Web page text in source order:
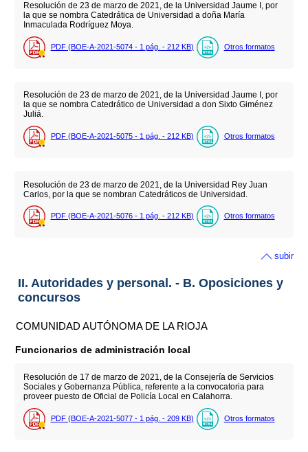
Resolución de 23 de marzo de 2021, de la Universidad Jaume I, por
la que se nombra Catedrática de Universidad a doña María
Inmaculada Rodríguez Moya.
PDF (BOE-A-2021-5074 - 1 pág. - 212 KB) Otros formatos
Resolución de 23 de marzo de 2021, de la Universidad Jaume I, por
la que se nombra Catedrático de Universidad a don Sixto Giménez
Juliá.
PDF (BOE-A-2021-5075 - 1 pág. - 212 KB) Otros formatos
Resolución de 23 de marzo de 2021, de la Universidad Rey Juan
Carlos, por la que se nombran Catedráticos de Universidad.
PDF (BOE-A-2021-5076 - 1 pág. - 212 KB) Otros formatos
subir
II. Autoridades y personal. - B. Oposiciones y
concursos
COMUNIDAD AUTÓNOMA DE LA RIOJA
Funcionarios de administración local
Resolución de 17 de marzo de 2021, de la Consejería de Servicios
Sociales y Gobernanza Pública, referente a la convocatoria para
proveer puesto de Oficial de Policía Local en Calahorra.
PDF (BOE-A-2021-5077 - 1 pág. - 209 KB) Otros formatos